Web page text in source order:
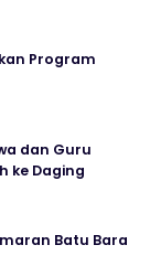
Program
dan Guru
ke Daging
Batu Bara